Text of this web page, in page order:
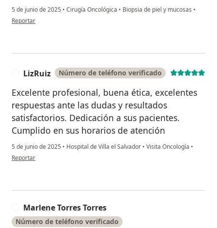
5 de junio de 2025 • Cirugía Oncológica • Biopsia de piel y mucosas •
en opinión del usuario Grijalva A.
Reportar
LizRuiz Número de teléfono verificado
Excelente profesional, buena ética, excelentes
respuestas ante las dudas y resultados
satisfactorios. Dedicación a sus pacientes.
Cumplido en sus horarios de atención
5 de junio de 2025 • Hospital de Villa el Salvador • Visita Oncología •
en opinión del usuario LizRuiz
Reportar
Marlene Torres Torres
Número de teléfono verificado